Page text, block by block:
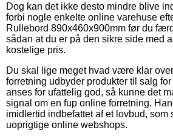
Dog kan det ikke desto mindre blive
forbi nogle enkelte online varehuse
Rullebord 890x460x900mm før du
sådan at du er på den sikre side med
kostelige pris.
Du skal lige meget hvad være klar
forretning udbyder produkter til salg
anses for ufattelig god, så kunne det
signal om en fup online forretning.
imidlertid indbefattet af et lovbud, som
uoprigtige online webshops.